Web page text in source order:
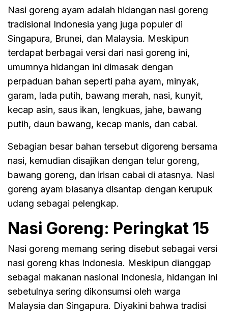
Nasi goreng ayam adalah hidangan nasi goreng
tradisional Indonesia yang juga populer di
Singapura, Brunei, dan Malaysia. Meskipun
terdapat berbagai versi dari nasi goreng ini,
umumnya hidangan ini dimasak dengan
perpaduan bahan seperti paha ayam, minyak,
garam, lada putih, bawang merah, nasi, kunyit,
kecap asin, saus ikan, lengkuas, jahe, bawang
putih, daun bawang, kecap manis, dan cabai.
Sebagian besar bahan tersebut digoreng bersama
nasi, kemudian disajikan dengan telur goreng,
bawang goreng, dan irisan cabai di atasnya. Nasi
goreng ayam biasanya disantap dengan kerupuk
udang sebagai pelengkap.
Nasi Goreng: Peringkat 15
Nasi goreng memang sering disebut sebagai versi
nasi goreng khas Indonesia. Meskipun dianggap
sebagai makanan nasional Indonesia, hidangan ini
sebetulnya sering dikonsumsi oleh warga
Malaysia dan Singapura. Diyakini bahwa tradisi